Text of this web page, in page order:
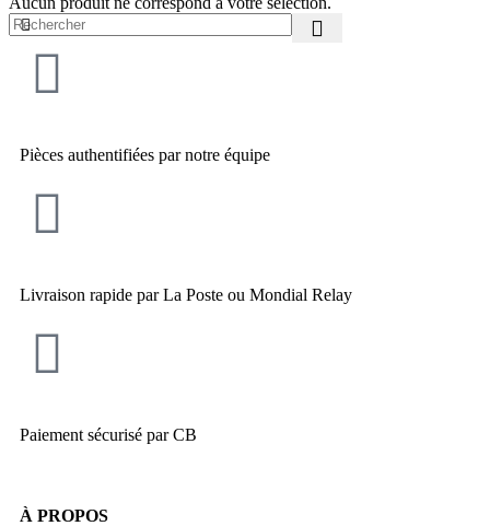
Pièces authentifiées par notre équipe
Livraison rapide par La Poste ou Mondial Relay
Paiement sécurisé par CB
À PROPOS